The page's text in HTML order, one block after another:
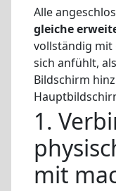
Alle
gleiche
vollständig mit
sich anfühlt,
Bildschirm
1.
mit